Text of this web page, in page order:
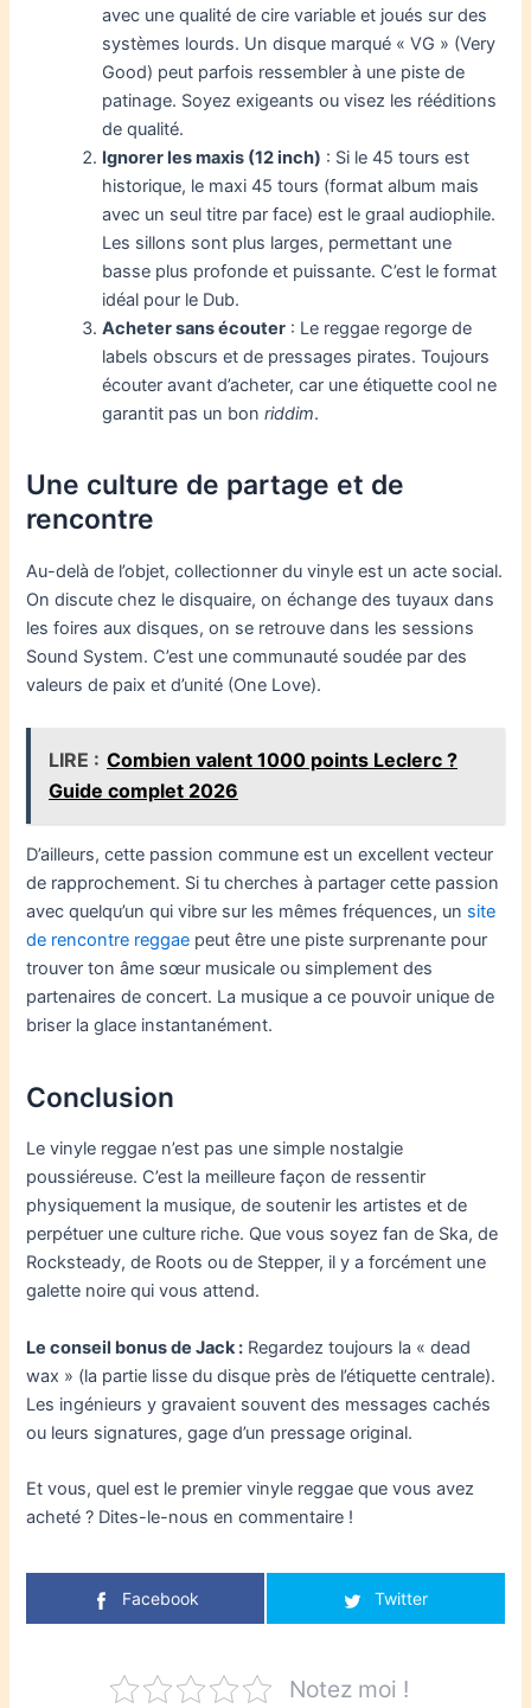
avec une qualité de cire variable et joués sur des
systèmes lourds. Un disque marqué « VG » (Very
Good) peut parfois ressembler à une piste de
patinage. Soyez exigeants ou visez les rééditions
de qualité.
Ignorer les maxis (12 inch) : Si le 45 tours est
historique, le maxi 45 tours (format album mais
avec un seul titre par face) est le graal audiophile.
Les sillons sont plus larges, permettant une
basse plus profonde et puissante. C’est le format
idéal pour le Dub.
Acheter sans écouter : Le reggae regorge de
labels obscurs et de pressages pirates. Toujours
écouter avant d’acheter, car une étiquette cool ne
garantit pas un bonriddim.
Une culture de partage et de
rencontre
Au-delà de l’objet, collectionner du vinyle est un acte social.
On discute chez le disquaire, on échange des tuyaux dans
les foires aux disques, on se retrouve dans les sessions
Sound System. C’est une communauté soudée par des
valeurs de paix et d’unité (One Love).
LIRE : Combien valent 1000 points Leclerc ?
Guide complet 2026
D’ailleurs, cette passion commune est un excellent vecteur
de rapprochement. Si tu cherches à partager cette passion
avec quelqu’un qui vibre sur les mêmes fréquences, un site
de rencontre reggae peut être une piste surprenante pour
trouver ton âme sœur musicale ou simplement des
partenaires de concert. La musique a ce pouvoir unique de
briser la glace instantanément.
Conclusion
Le vinyle reggae n’est pas une simple nostalgie
poussiéreuse. C’est la meilleure façon de ressentir
physiquement la musique, de soutenir les artistes et de
perpétuer une culture riche. Que vous soyez fan de Ska, de
Rocksteady, de Roots ou de Stepper, il y a forcément une
galette noire qui vous attend.
Le conseil bonus de Jack : Regardez toujours la « dead
wax » (la partie lisse du disque près de l’étiquette centrale).
Les ingénieurs y gravaient souvent des messages cachés
ou leurs signatures, gage d’un pressage original.
Et vous, quel est le premier vinyle reggae que vous avez
acheté ? Dites-le-nous en commentaire !
Facebook Twitter
Notez moi !